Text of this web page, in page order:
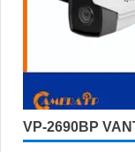
VP-2690BP